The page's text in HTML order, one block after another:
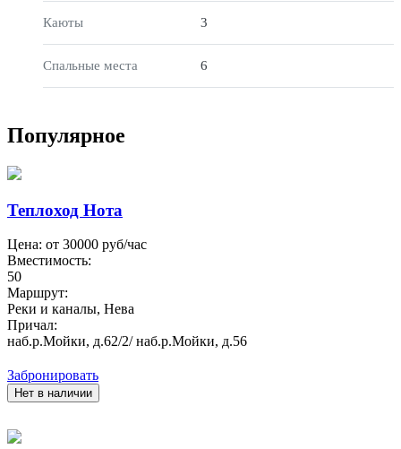
Каюты 3
Спальные места 6
Популярное
Теплоход Нота
Цена: от 30000 руб/час
Вместимость:
50
Маршрут:
Реки и каналы, Нева
Причал:
наб.р.Мойки, д.62/2/ наб.р.Мойки, д.56
Забронировать
Нет в наличии